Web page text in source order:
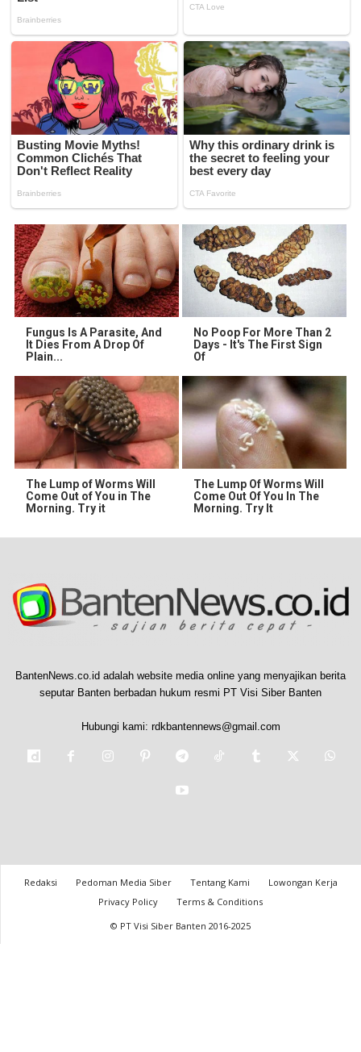
Fungus Is A Parasite, And
It Dies From A Drop Of
Plain...
No Poop For More Than 2
Days - It's The First Sign
Of
The Lump of Worms Will
Come Out of You in The
Morning. Try it
The Lump Of Worms Will
Come Out Of You In The
Morning. Try It
BantenNews.co.id adalah website media online yang menyajikan berita
seputar Banten berbadan hukum resmi PT Visi Siber Banten
Hubungi kami: rdkbantennews@gmail.com
Redaksi Pedoman Media Siber Tentang Kami
Lowongan Kerja
Privacy Policy
Terms & Conditions
© PT Visi Siber Banten 2016-2025